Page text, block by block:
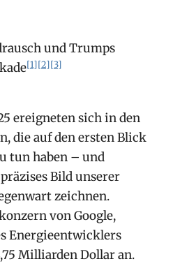
und Trumps
[1][2][3]
ereigneten sich in den
die auf den ersten Blick
tun haben – und
Bild unserer
zeichnen.
von Google,
Energieentwicklers
Milliarden Dollar an.